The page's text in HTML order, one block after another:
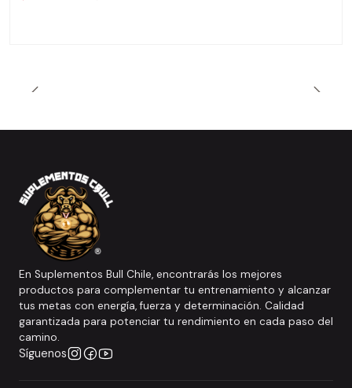
En Suplementos Bull Chile, encontrarás los mejores
productos para complementar tu entrenamiento y alcanzar
tus metas con energía, fuerza y determinación. Calidad
garantizada para potenciar tu rendimiento en cada paso del
camino.
Síguenos